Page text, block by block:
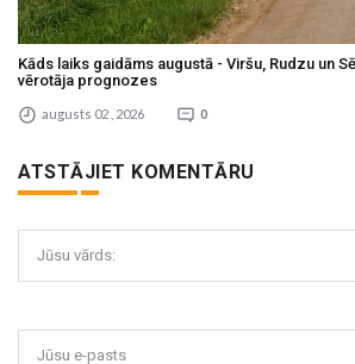
Kāds laiks gaidāms augustā - Viršu, Rudzu un
vērotāja prognozes
augusts 02 , 2026 0
ATSTĀJIET KOMENTĀRU
Jūsu vārds:
Jūsu e-pasts